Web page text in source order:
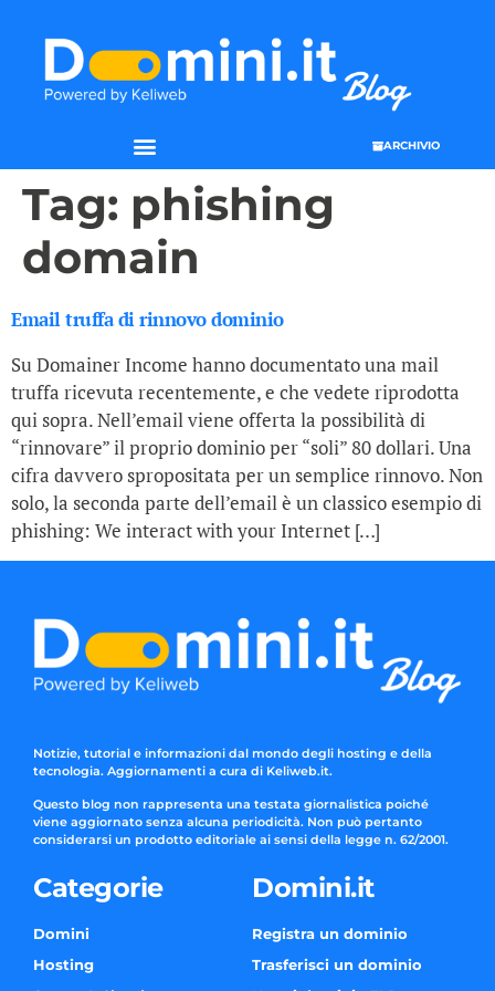
ARCHIVIO
Tag: phishing
domain
Email truffa di rinnovo dominio
Su Domainer Income hanno documentato una mail
truffa ricevuta recentemente, e che vedete riprodotta
qui sopra. Nell’email viene offerta la possibilità di
“rinnovare” il proprio dominio per “soli” 80 dollari. Una
cifra davvero spropositata per un semplice rinnovo. Non
solo, la seconda parte dell’email è un classico esempio di
phishing: We interact with your Internet […]
Notizie, tutorial e informazioni dal mondo degli hosting e della
tecnologia. Aggiornamenti a cura di Keliweb.it.
Questo blog non rappresenta una testata giornalistica poiché
viene aggiornato senza alcuna periodicità. Non può pertanto
considerarsi un prodotto editoriale ai sensi della legge n. 62/2001.
Categorie
Domini
Hosting
Domini.it
Registra un dominio
Trasferisci un dominio